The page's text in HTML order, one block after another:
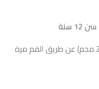
سنة
الجرعة الموصي بها هي قرص واحد (20 مجم) عن طريق الفم مرة